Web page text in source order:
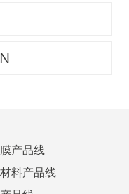
产品线
料产品线